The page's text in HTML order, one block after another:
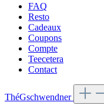
FAQ
Resto
Cadeaux
Coupons
Compte
Teecetera
Contact
ThéGschwendner